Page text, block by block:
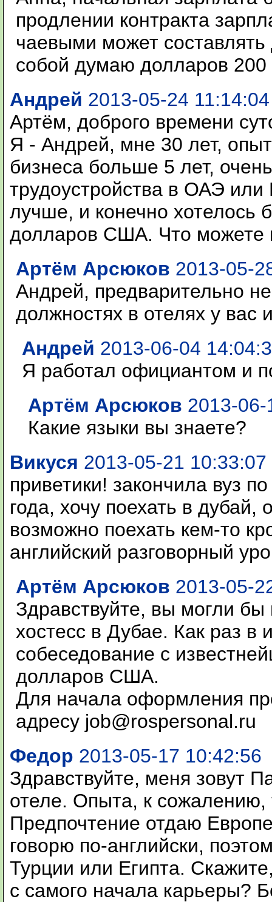
продлении контракта
чаевыми может
собой думаю долларов 200
Андрей 2013-05-24 11:14:04
Артём, доброго времени
Я - Андрей, мне 30 лет,
бизнеса больше 5 лет,
трудоустройства в ОАЭ
лучше, и конечно хотелось
долларов США. Что можете
Артём Арсюков 2013-05-
Андрей, предварительно
должностях в отелях у вас
Андрей 2013-06-04
Я работал официантом и
Артём Арсюков 2013-06-
Какие языки вы знаете?
Викуся 2013-05-21 10:33:07
приветики! закончила вуз
года, хочу поехать в
возможно поехать кем-то
английский разговорный
Артём Арсюков 2013-05-
Здравствуйте, вы могли
хостесс в Дубае. Как раз в
собеседование с
долларов США.
Для начала оформления
адресу job@rospersonal.ru
Федор 2013-05-17 10:42:56
Здравствуйте, меня зовут
отеле. Опыта, к сожалению,
Предпочтение отдаю
говорю по-английски,
Турции или Египта.
с самого начала карьеры?